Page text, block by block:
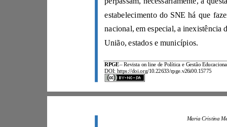
RPGE–
DOI: https://doi.org/10.22633/rpge.v26i00.15775
União, estados e municípios.